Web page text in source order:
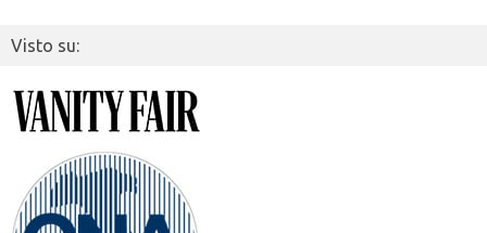
Visto su: